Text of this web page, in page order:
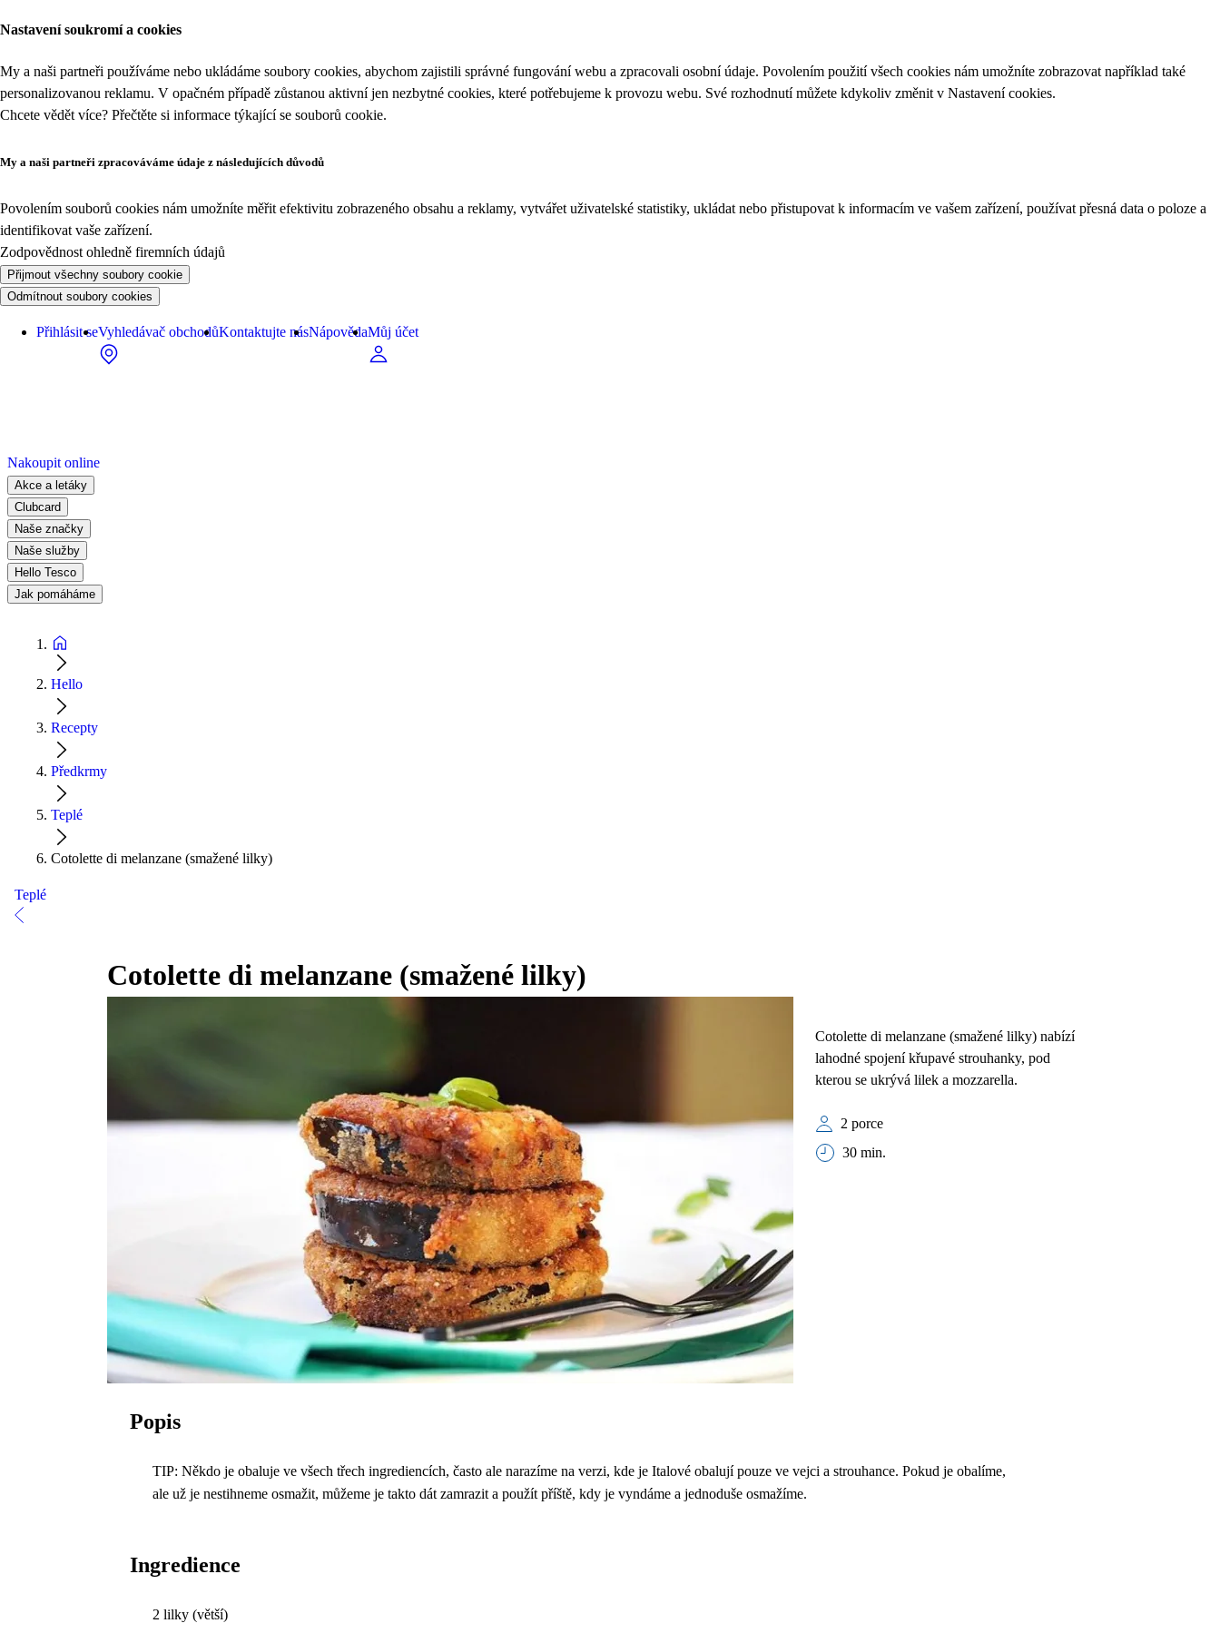
Nastavení soukromí a cookies
My a naši partneři používáme nebo ukládáme soubory cookies, abychom zajistili správné fungování webu a zpracovali osobní údaje. Povolením použití všech cookies nám umožníte zobrazovat například také
personalizovanou reklamu. V opačném případě zůstanou aktivní jen nezbytné cookies, které potřebujeme k provozu webu. Své rozhodnutí můžete kdykoliv změnit v Nastavení cookies.
Chcete vědět více? Přečtěte si informace týkající se souborů cookie.
My a naši partneři zpracováváme údaje z následujících důvodů
Povolením souborů cookies nám umožníte měřit efektivitu zobrazeného obsahu a reklamy, vytvářet uživatelské statistiky, ukládat nebo přistupovat k informacím ve vašem zařízení, používat přesná data o poloze a
identifikovat vaše zařízení.
Zodpovědnost ohledně firemních údajů
Přijmout všechny soubory cookie
Odmítnout soubory cookies
Přihlásit seVyhledávač obchodůKontaktujte násNápovědaMůj účet
Nakoupit online
Akce a letáky
Clubcard
Naše značky
Naše služby
Hello Tesco
Jak pomáháme
Hello
Recepty
Předkrmy
Teplé
Cotolette di melanzane (smažené lilky)
Teplé
Cotolette di melanzane (smažené lilky)
Cotolette di melanzane (smažené lilky) nabízí
lahodné spojení křupavé strouhanky, pod
kterou se ukrývá lilek a mozzarella.
2 porce
30 min.
Popis
TIP: Někdo je obaluje ve všech třech ingrediencích, často ale narazíme na verzi, kde je Italové obalují pouze ve vejci a strouhance. Pokud je obalíme,
ale už je nestihneme osmažit, můžeme je takto dát zamrazit a použít příště, kdy je vyndáme a jednoduše osmažíme.
Ingredience
2 lilky (větší)